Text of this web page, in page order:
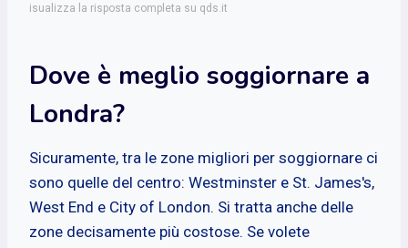
isualizza la risposta completa su qds.it
Dove è meglio soggiornare a
Londra?
Sicuramente, tra le zone migliori per soggiornare ci
sono quelle del centro: Westminster e St. James's,
West End e City of London. Si tratta anche delle
zone decisamente più costose. Se volete